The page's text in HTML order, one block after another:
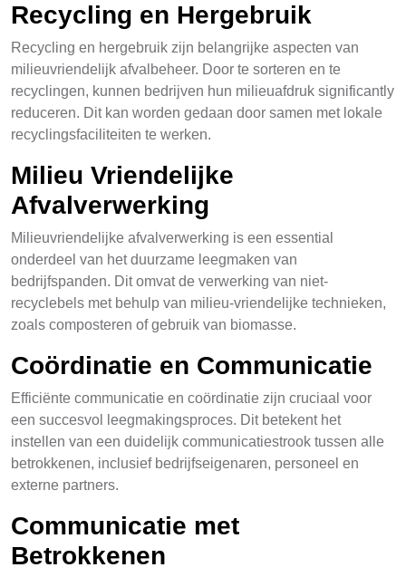
Recycling en Hergebruik
Recycling en hergebruik zijn belangrijke aspecten van
milieuvriendelijk afvalbeheer. Door te sorteren en te
recyclingen, kunnen bedrijven hun milieuafdruk significantly
reduceren. Dit kan worden gedaan door samen met lokale
recyclingsfaciliteiten te werken.
Milieu Vriendelijke
Afvalverwerking
Milieuvriendelijke afvalverwerking is een essential
onderdeel van het duurzame leegmaken van
bedrijfspanden. Dit omvat de verwerking van niet-
recyclebels met behulp van milieu-vriendelijke technieken,
zoals composteren of gebruik van biomasse.
Coördinatie en Communicatie
Efficiënte communicatie en coördinatie zijn cruciaal voor
een succesvol leegmakingsproces. Dit betekent het
instellen van een duidelijk communicatiestrook tussen alle
betrokkenen, inclusief bedrijfseigenaren, personeel en
externe partners.
Communicatie met
Betrokkenen